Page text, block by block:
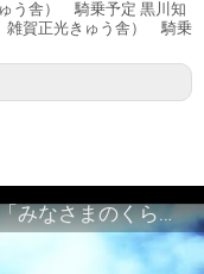
う舎） 騎乗予定 黒川知
賀正光きゅう舎） 騎乗
地方競馬プロモーションビデオ「みなさまのくらしのために」30秒篇｜NAR公式